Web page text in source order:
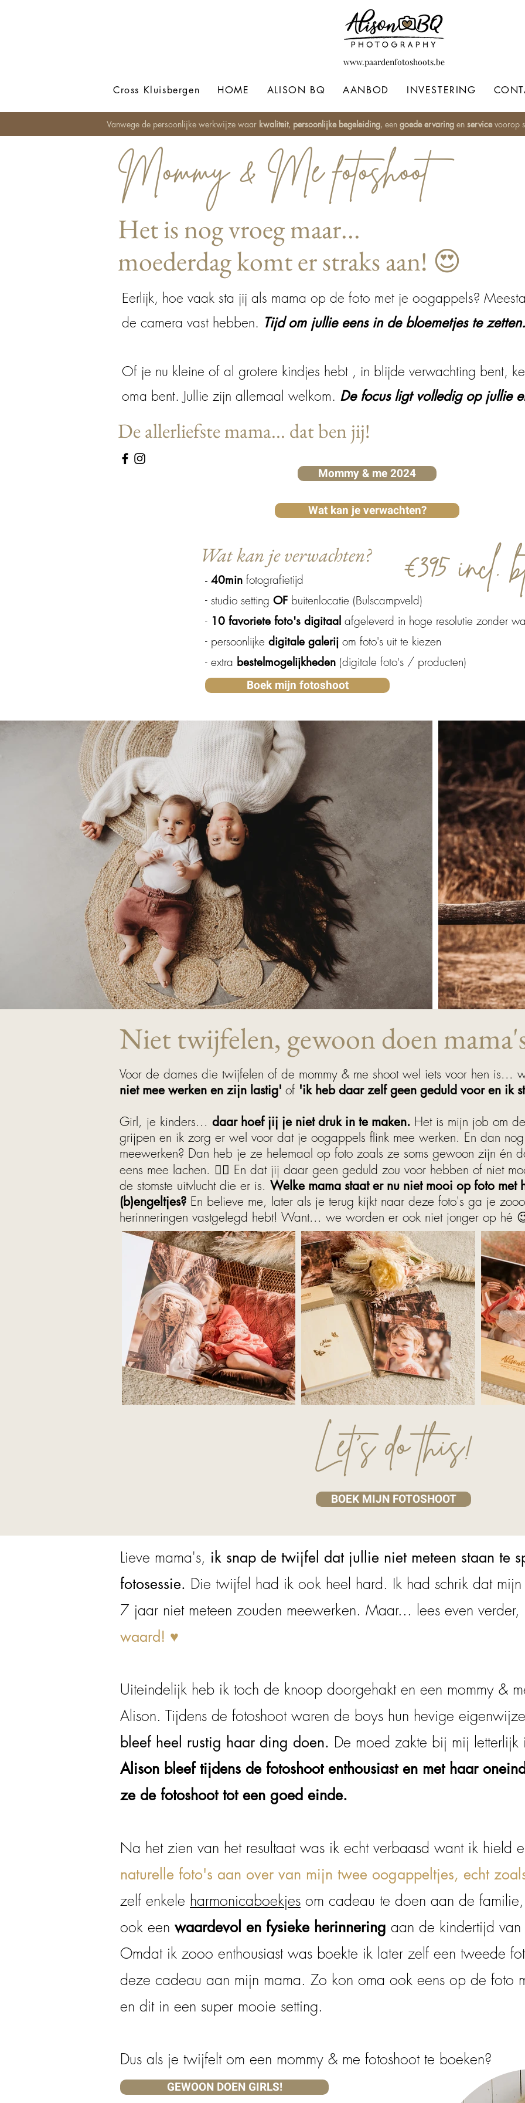
www.paardenfotoshoots.be
Cross Kluisbergen HOME ALISON BQ AANBOD INVESTERING
Vanwege de persoonlijke werkwijze waar kwaliteit, persoonlijke begeleiding, een goede ervaring en servicevoorop
Mommy & Me fotoshoot
Het is nog vroeg maar...
moederdag komt er straks aan! 😍
Eerlijk, hoe vaak sta jij als mama op de foto met je oogappels?
de camera vast hebben. Tijd om jullie eens in de bloemetjes te zetten.
Of je nu kleine of al grotere kindjes hebt , in blijde verwachting bent,
oma bent. Jullie zijn allemaal welkom. De focus ligt volledig op jullie
De allerliefste mama... dat ben jij!
Mommy & me 2024
Wat kan je verwachten?
€395 incl.
Wat kan je verwachten?
- 40min fotografietijd
- studio setting OF buitenlocatie (Bulscampveld)
- 10 favoriete foto's digitaal afgeleverd in hoge resolutie zonder
- persoonlijke digitale galerij om foto's uit te kiezen
- extra bestelmogelijkheden (digitale foto's / producten)
Boek mijn fotoshoot
Niet twijfelen, gewoon doen
Voor de dames die twijfelen of de mommy & me shoot wel iets voor hen is...
niet mee werken en zijn lastig' of 'ik heb daar zelf geen geduld voor en ik
Girl, je kinders... daar hoef jij je niet druk in te maken. Het is mijn job om
grijpen en ik zorg er wel voor dat je oogappels flink mee werken. En dan
meewerken? Dan heb je ze helemaal op foto zoals ze soms gewoon zijn én
eens mee lachen. 🤷‍♀️ En dat jij daar geen geduld zou voor hebben of niet
de stomste uitvlucht die er is. Welke mama staat er nu niet mooi op foto met
(b)engeltjes? En believe me, later als je terug kijkt naar deze foto's ga je
herinneringen vastgelegd hebt! Want... we worden er ook niet jonger op hé
Let's do this!
BOEK MIJN FOTOSHOOT
Lieve mama's, ik snap de twijfel dat jullie niet meteen staan te
fotosessie. Die twijfel had ik ook heel hard. Ik had schrik dat mijn
7 jaar niet meteen zouden meewerken. Maar... lees even verder,
waard! ♥
Uiteindelijk heb ik toch de knoop doorgehakt en een mommy &
Alison. Tijdens de fotoshoot waren de boys hun hevige
bleef heel rustig haar ding doen. De moed zakte bij mij
Alison bleef tijdens de fotoshoot enthousiast en met haar
ze de fotoshoot tot een goed einde.
Na het zien van het resultaat was ik echt verbaasd want ik hield
naturelle foto's aan over van mijn twee oogappeltjes, echt
zelf enkele harmonicaboekjes om cadeau te doen aan de
ook een waardevol en fysieke herinnering aan de kindertijd
Omdat ik zooo enthousiast was boekte ik later zelf een tweede
deze cadeau aan mijn mama. Zo kon oma ook eens op de foto
en dit in een super mooie setting.
Dus als je twijfelt om een mommy & me fotoshoot te boeken?
GEWOON DOEN GIRLS!